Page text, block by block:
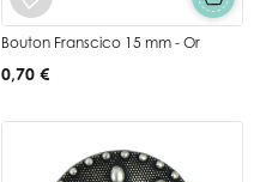
Bouton Franscico 15 mm - Or
0,70 €